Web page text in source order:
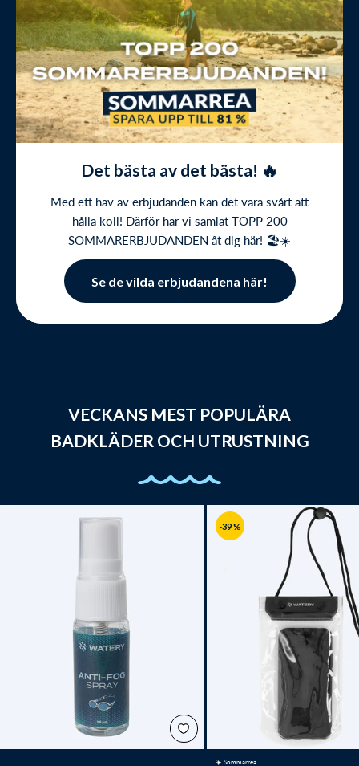
Det bästa av det bästa! 🔥
Med ett hav av erbjudanden kan det vara svårt att
hålla koll! Därför har vi samlat TOPP 200
SOMMARERBJUDANDEN åt dig här! 🏖️☀️
Se de vilda erbjudandena här!
VECKANS MEST POPULÄRA
BADKLÄDER OCH UTRUSTNING
-39 %
☀️ Sommarrea